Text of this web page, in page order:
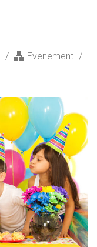
Evenement